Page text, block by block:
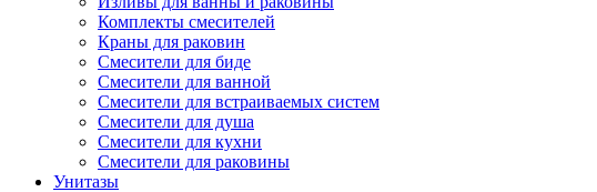
Комплекты смесителей
Краны для раковин
Смесители для биде
Смесители для ванной
Смесители для встраиваемых систем
Смесители для душа
Смесители для кухни
Смесители для раковины
Унитазы